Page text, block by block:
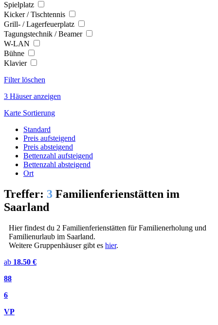
Spielplatz
Kicker / Tischtennis
Grill- / Lagerfeuerplatz
Tagungstechnik / Beamer
W-LAN
Bühne
Klavier
Filter löschen
3 Häuser anzeigen
Karte Sortierung
Standard
Preis aufsteigend
Preis absteigend
Bettenzahl aufsteigend
Bettenzahl absteigend
Ort
Treffer: 3 Familienferienstätten im
Saarland
Hier findest du 2 Familienferienstätten für Familienerholung und
Familienurlaub im Saarland.
Weitere Gruppenhäuser gibt es hier.
ab 18.50 €
88
6
VP